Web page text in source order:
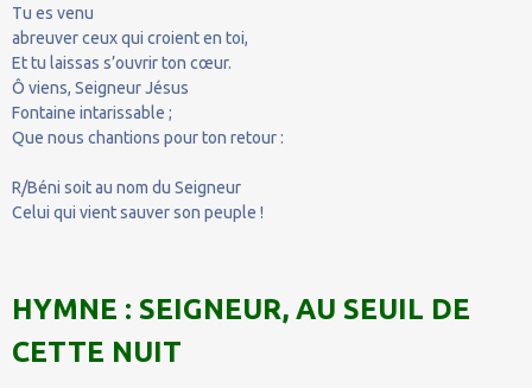
Tu es venu
abreuver ceux qui croient en toi,
Et tu laissas s’ouvrir ton cœur.
Ô viens, Seigneur Jésus
Fontaine intarissable ;
Que nous chantions pour ton retour :
R/Béni soit au nom du Seigneur
Celui qui vient sauver son peuple !
HYMNE : SEIGNEUR, AU SEUIL DE
CETTE NUIT